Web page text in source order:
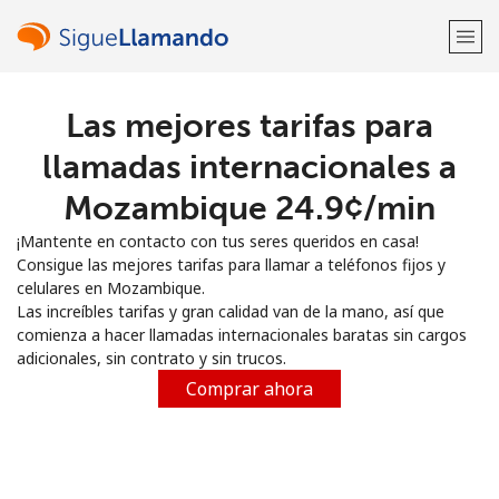
¡Bienvenido!
Regístrate con
o
Las mejores tarifas para
llamadas internacionales a
Mozambique ⁦24.9¢⁩/min
¡Mantente en contacto con tus seres queridos en casa!
Consigue las mejores tarifas para llamar a teléfonos fijos y
celulares en Mozambique.
Las increíbles tarifas y gran calidad van de la mano, así que
comienza a hacer llamadas internacionales baratas sin cargos
adicionales, sin contrato y sin trucos.
Comprar ahora